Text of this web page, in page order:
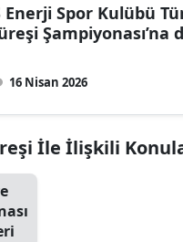
Enerji Spor Kulübü
Şampiyonası’na
16 Nisan 2026
İle İlişkili